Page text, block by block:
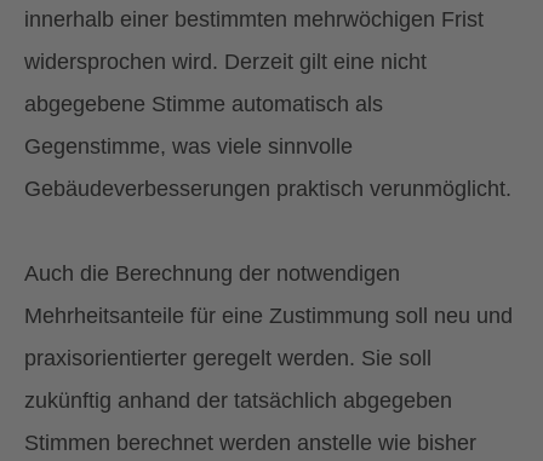
innerhalb einer bestimmten mehrwöchigen Frist
widersprochen wird. Derzeit gilt eine nicht
abgegebene Stimme automatisch als
Gegenstimme, was viele sinnvolle
Gebäudeverbesserungen praktisch verunmöglicht.
Auch die Berechnung der notwendigen
Mehrheitsanteile für eine Zustimmung soll neu und
praxisorientierter geregelt werden. Sie soll
zukünftig anhand der tatsächlich abgegeben
Stimmen berechnet werden anstelle wie bisher